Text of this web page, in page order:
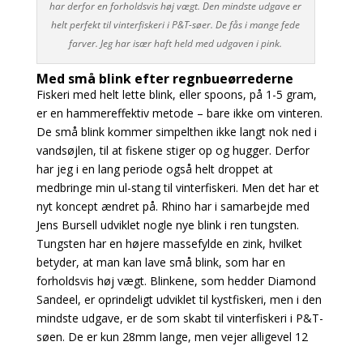
har derfor en forholdsvis høj vægt. Den mindste udgave er
helt perfekt til vinterfiskeri i P&T-søer. De fås i mange fede
farver. Jeg har især haft held med udgaven i pink.
Med små blink efter regnbueørrederne
Fiskeri med helt lette blink, eller spoons, på 1-5 gram,
er en hammereffektiv metode – bare ikke om vinteren.
De små blink kommer simpelthen ikke langt nok ned i
vandsøjlen, til at fiskene stiger op og hugger. Derfor
har jeg i en lang periode også helt droppet at
medbringe min ul-stang til vinterfiskeri. Men det har et
nyt koncept ændret på. Rhino har i samarbejde med
Jens Bursell udviklet nogle nye blink i ren tungsten.
Tungsten har en højere massefylde en zink, hvilket
betyder, at man kan lave små blink, som har en
forholdsvis høj vægt. Blinkene, som hedder Diamond
Sandeel, er oprindeligt udviklet til kystfiskeri, men i den
mindste udgave, er de som skabt til vinterfiskeri i P&T-
søen. De er kun 28mm lange, men vejer alligevel 12